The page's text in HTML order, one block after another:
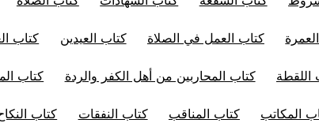
كتاب العمل في الصلاة كتاب العيدين كتاب
اللقطة كتاب المحاربين من أهل الكفر والردة كتاب
المكاتب كتاب المناقب كتاب النفقات كتاب